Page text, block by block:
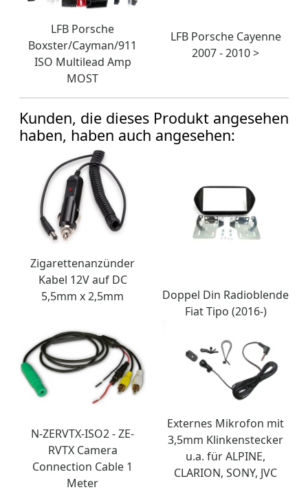
LFB Porsche
Boxster/Cayman/911
ISO Multilead Amp
MOST
LFB Porsche Cayenne
2007 - 2010 >
Kunden, die dieses Produkt angesehen
haben, haben auch angesehen:
Zigarettenanzünder
Kabel 12V auf DC
5,5mm x 2,5mm
Doppel Din Radioblende
Fiat Tipo (2016-)
N-ZERVTX-ISO2 - ZE-
RVTX Camera
Connection Cable 1
Meter
Externes Mikrofon mit
3,5mm Klinkenstecker
u.a. für ALPINE,
CLARION, SONY, JVC